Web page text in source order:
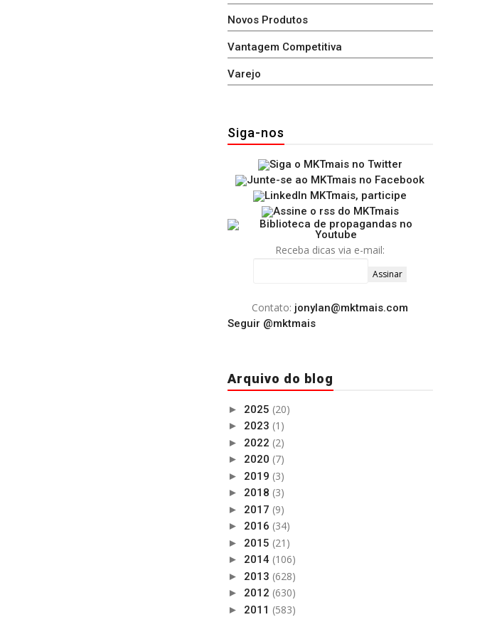
Novos Produtos
Vantagem Competitiva
Varejo
Siga-nos
Receba dicas via e-mail:
Contato: jonylan@mktmais.com
Seguir @mktmais
Arquivo do blog
► 2025 (20)
► 2023 (1)
► 2022 (2)
► 2020 (7)
► 2019 (3)
► 2018 (3)
► 2017 (9)
► 2016 (34)
► 2015 (21)
► 2014 (106)
► 2013 (628)
► 2012 (630)
► 2011 (583)